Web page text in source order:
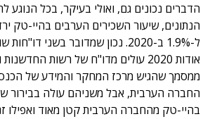
הדברים נכונים גם, ואולי בעיקר, בכל הנוגע
ל-1.9% ב-2020. נכון שמדובר בשני
ממסמך שהגיש מרכז המחקר והמידע של
החברה הערבית, אבל משניהם עולה בבירור
בהיי-טק מהחברה הערבית קטן מאוד ואפילו